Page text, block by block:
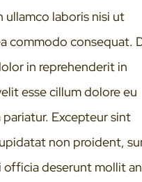
ullamco laboris nisi ut
commodo consequat.
in reprehenderit in
esse cillum dolore eu
Excepteur sint
non proident,
officia deserunt mollit